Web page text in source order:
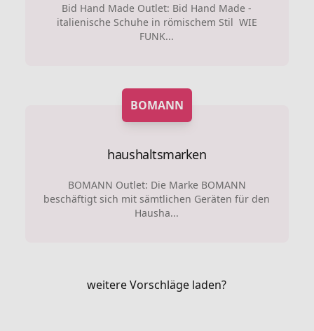
Bid Hand Made Outlet: Bid Hand Made -
italienische Schuhe in römischem Stil WIE
FUNK...
BOMANN
haushaltsmarken
BOMANN Outlet: Die Marke BOMANN
beschäftigt sich mit sämtlichen Geräten für den
Hausha...
weitere Vorschläge laden?